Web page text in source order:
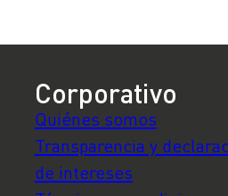
Corporativo
Quiénes somos
Transparencia y
de intereses